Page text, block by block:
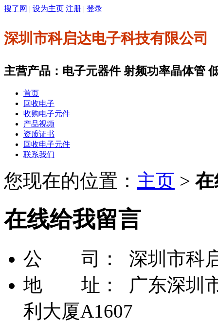
搜了网 | 设为主页 注册 | 登录
深圳市科启达电子科技有限公司
主营产品：电子元器件 射频功率晶体管
首页
回收电子
收购电子元件
产品视频
资质证书
回收电子元件
联系我们
您现在的位置： 主页 >
在线给我留言
公 司： 深圳市科启
地 址： 广东深圳市
利大厦A1607